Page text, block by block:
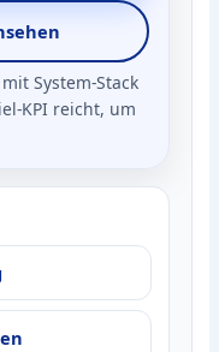
System‑Stack
reicht, um